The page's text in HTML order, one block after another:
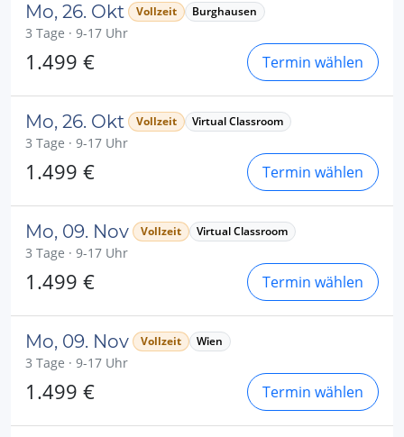
Mo, 26. Okt Vollzeit Burghausen
3 Tage · 9-17 Uhr
1.499 € Termin wählen
Mo, 26. Okt Vollzeit Virtual Classroom
3 Tage · 9-17 Uhr
1.499 € Termin wählen
Mo, 09. Nov Vollzeit Virtual Classroom
3 Tage · 9-17 Uhr
1.499 € Termin wählen
Mo, 09. Nov Vollzeit Wien
3 Tage · 9-17 Uhr
1.499 € Termin wählen